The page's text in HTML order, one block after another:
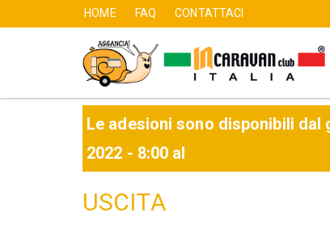
HOME FAQ CONTATTACI
User
account
menu
Main
navigation
Le adesioni sono disponibili dal
2022 - 8:00 al
USCITA